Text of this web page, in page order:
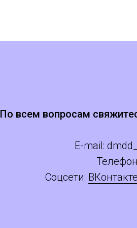
По всем вопросам
E-mail:
Соцсети: ВКонтакте